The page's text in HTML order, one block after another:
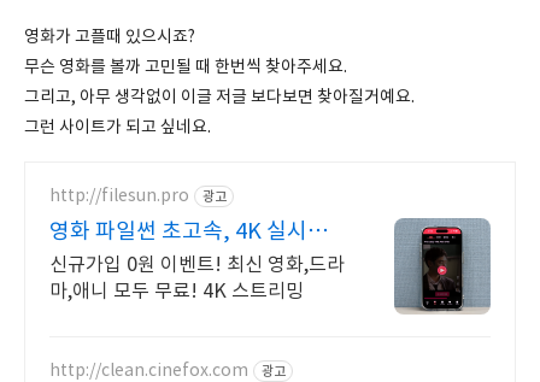
영화가 고플때 있으시죠?
무슨 영화를 볼까 고민될 때 한번씩 찾아주세요.
그리고, 아무 생각없이 이글 저글 보다보면 찾아질거예요.
그런 사이트가 되고 싶네요.
http://filesun.pro 광고
영화 파일썬 초고속, 4K 실시간
보기!
신규가입 0원 이벤트! 최신 영화,드라
마,애니 모두 무료! 4K 스트리밍
http://clean.cinefox.com 광고